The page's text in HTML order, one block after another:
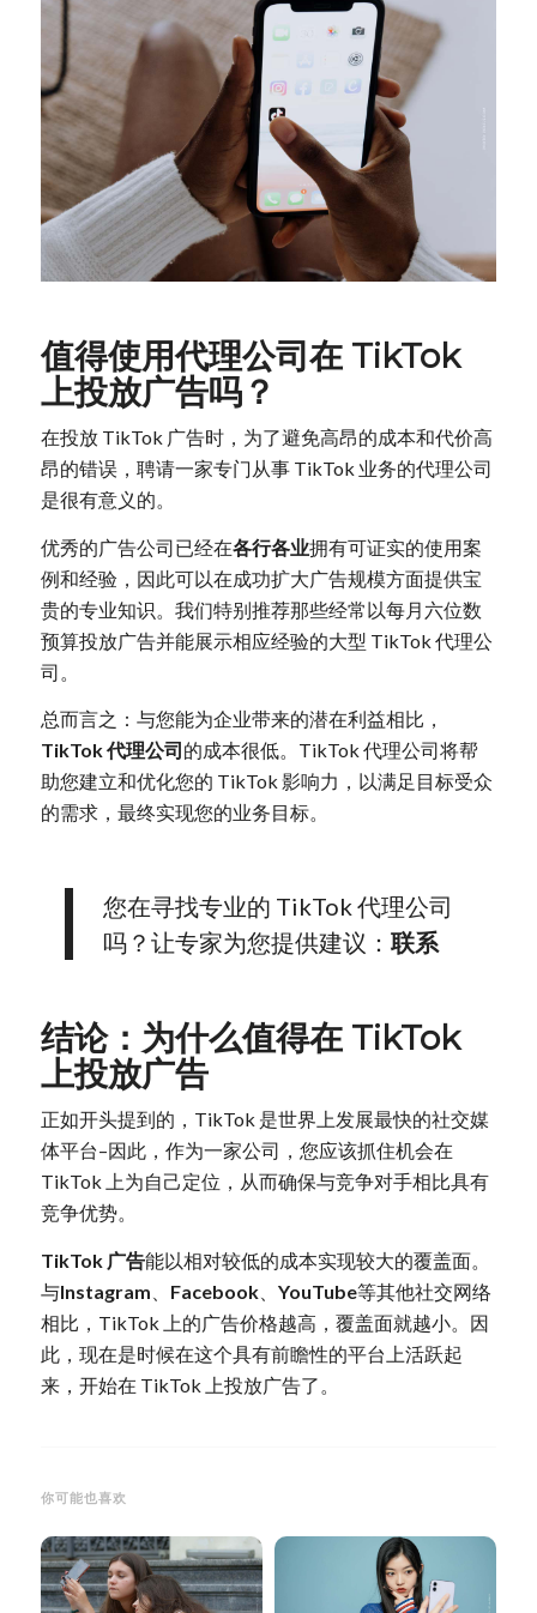
值得使用代理公司在 TikTok
上投放广告吗？
在投放 TikTok 广告时，为了避免高昂的成本和代价高
昂的错误，聘请一家专门从事 TikTok 业务的代理公司
是很有意义的。
优秀的广告公司已经在各行各业拥有可证实的使用案
例和经验，因此可以在成功扩大广告规模方面提供宝
贵的专业知识。我们特别推荐那些经常以每月六位数
预算投放广告并能展示相应经验的大型 TikTok 代理公
司。
总而言之：与您能为企业带来的潜在利益相比，
TikTok 代理公司 的成本很低。TikTok 代理公司将帮
助您建立和优化您的 TikTok 影响力，以满足目标受众
的需求，最终实现您的业务目标。
您在寻找专业的 TikTok 代理公司
吗？让专家为您提供建议： 联系
结论：为什么值得在 TikTok
上投放广告
正如开头提到的，TikTok 是世界上发展最快的社交媒
体平台–因此，作为一家公司，您应该抓住机会在
TikTok 上为自己定位，从而确保与竞争对手相比具有
竞争优势。
TikTok 广告能以相对较低的成本实现较大的覆盖面。
与Instagram Facebook、 YouTube等其他社交网络
相比，TikTok 上的广告价格越高，覆盖面就越小。因
此，现在是时候在这个具有前瞻性的平台上活跃起
来，开始在 TikTok 上投放广告了。
你可能也喜欢